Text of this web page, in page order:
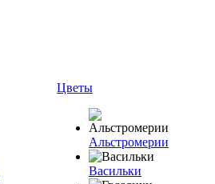
Цветы
Альстромерии
Васильки